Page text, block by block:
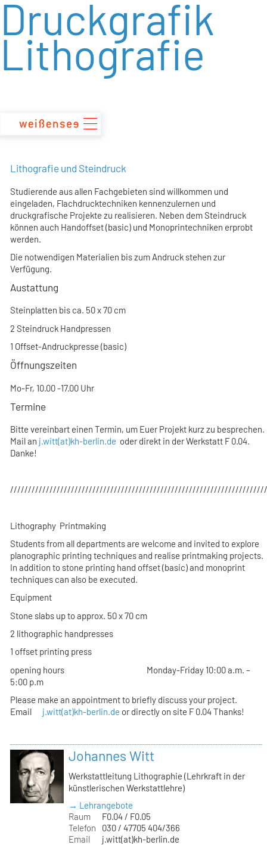
zum
Druckgrafik
Lithografie
Lithografie und Steindruck
Studierende aus allen Fachgebieten sind willkommen und
eingeladen, Flachdrucktechniken kennenzulernen und
druckgrafische Projekte zu realisieren. Neben dem Steindruck
können auch Handoffset (basic) und Monoprintechniken erprobt
werden.
Die notwendigen Materialien bis zum Andruck stehen zur
Verfügung.
Austattung
Steinplatten bis ca. 50 x 70 cm
2 Steindruck Handpressen
1 Offset-Andruckpresse (basic)
Öffnungszeiten
Mo-Fr, 10.00 -17.00 Uhr
Termine
Bitte vereinbart einen Termin, um Euer Projekt kurz zu besprechen.
Mail an j.witt(at)kh-berlin.de oder direkt in der Werkstatt F 0.04.
Danke!
Lithography Printmaking
Students from all departments are welcome and invited to explore
planographic printing techniques and realise printmaking projects.
In addition to stone printing hand offset (basic) and monoprint
techniques can also be executed.
Equipment
Stone slabs up to approx. 50 x 70 cm
2 lithographic handpresses
1 offset printing press
opening hours Monday-Friday 10:00 a.m. –
5:00 p.m
Please make an appointment to briefly discuss your project.
Email j.witt(at)kh-berlin.de or directly on site F 0.04 Thanks!
Johannes Witt
Werkstattleitung Lithographie (Lehrkraft in der
künstlerischen Werkstattlehre)
→ Lehrangebote
Raum
F0.04 / F0.05
Telefon
030 / 47705 404/366
Email
j.witt(at)kh-berlin.de